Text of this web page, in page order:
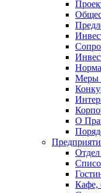
Меры
О
Отдел
Кафе,